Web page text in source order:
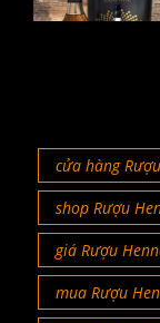
cửa hàng
shop Rượu
giá Rượu
mua Rượu